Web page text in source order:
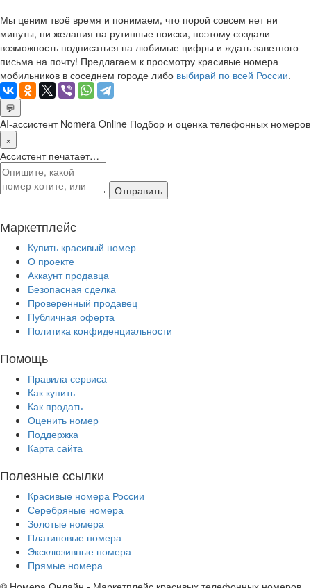
Мы ценим твоё время и понимаем, что порой совсем нет ни
минуты, ни желания на рутинные поиски, поэтому создали
возможность подписаться на любимые цифры и ждать заветного
письма на почту! Предлагаем к просмотру красивые номера
мобильников в соседнем городе либо выбирай по всей России.
💬
AI-ассистент Nomera Online Подбор и оценка телефонных номеров
×
Ассистент печатает…
Отправить
Маркетплейс
Купить красивый номер
О проекте
Аккаунт продавца
Безопасная сделка
Проверенный продавец
Публичная оферта
Политика конфиденциальности
Помощь
Правила сервиса
Как купить
Как продать
Оценить номер
Поддержка
Карта сайта
Полезные ссылки
Красивые номера России
Серебряные номера
Золотые номера
Платиновые номера
Эксклюзивные номера
Прямые номера